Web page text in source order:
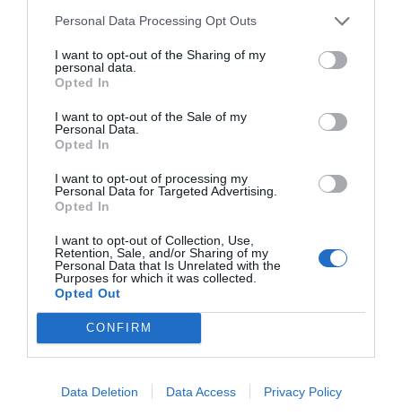
Personal Data Processing Opt Outs
I want to opt-out of the Sharing of my
personal data.
Opted In
I want to opt-out of the Sale of my
Personal Data.
Opted In
I want to opt-out of processing my
Personal Data for Targeted Advertising.
Opted In
I want to opt-out of Collection, Use,
Retention, Sale, and/or Sharing of my
Personal Data that Is Unrelated with the
Purposes for which it was collected.
Opted Out
CONFIRM
Data Deletion Data Access Privacy Policy
Publicidad
2Playbook Club